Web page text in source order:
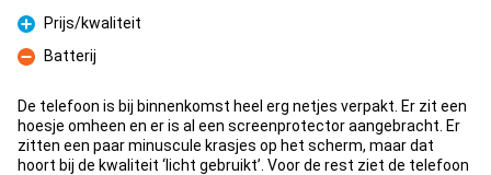
Pro
Prijs/kwaliteit
Con
Batterij
De telefoon is bij binnenkomst heel erg netjes verpakt. Er zit een
hoesje omheen en er is al een screenprotector aangebracht. Er
zitten een paar minuscule krasjes op het scherm, maar dat
hoort bij de kwaliteit ‘licht gebruikt’. Voor de rest ziet de telefoon